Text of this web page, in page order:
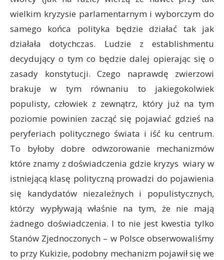
wielkim kryzysie parlamentarnym i wyborczym do
samego końca polityka będzie działać tak jak
działała dotychczas. Ludzie z establishmentu
decydujący o tym co będzie dalej opierając się o
zasady konstytucji. Czego naprawdę zwierzowi
brakuje w tym równaniu to jakiegokolwiek
populisty, człowiek z zewnątrz, który już na tym
poziomie powinien zacząć się pojawiać gdzieś na
peryferiach politycznego świata i iść ku centrum.
To byłoby dobre odwzorowanie mechanizmów
które znamy z doświadczenia gdzie kryzys wiary w
istniejącą klasę polityczną prowadzi do pojawienia
się kandydatów niezależnych i populistycznych,
którzy wypływają właśnie na tym, że nie mają
żadnego doświadczenia. I to nie jest kwestia tylko
Stanów Zjednoczonych – w Polsce obserwowaliśmy
to przy Kukizie, podobny mechanizm pojawił się we